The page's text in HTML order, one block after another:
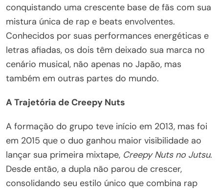
conquistando uma crescente base de fãs com sua
mistura única de rap e beats envolventes.
Conhecidos por suas performances energéticas e
letras afiadas, os dois têm deixado sua marca no
cenário musical, não apenas no Japão, mas
também em outras partes do mundo.
A Trajetória de Creepy Nuts
A formação do grupo teve início em 2013, mas foi
em 2015 que o duo ganhou maior visibilidade ao
lançar sua primeira mixtape, Creepy Nuts no Jutsu.
Desde então, a dupla não parou de crescer,
consolidando seu estilo único que combina rap